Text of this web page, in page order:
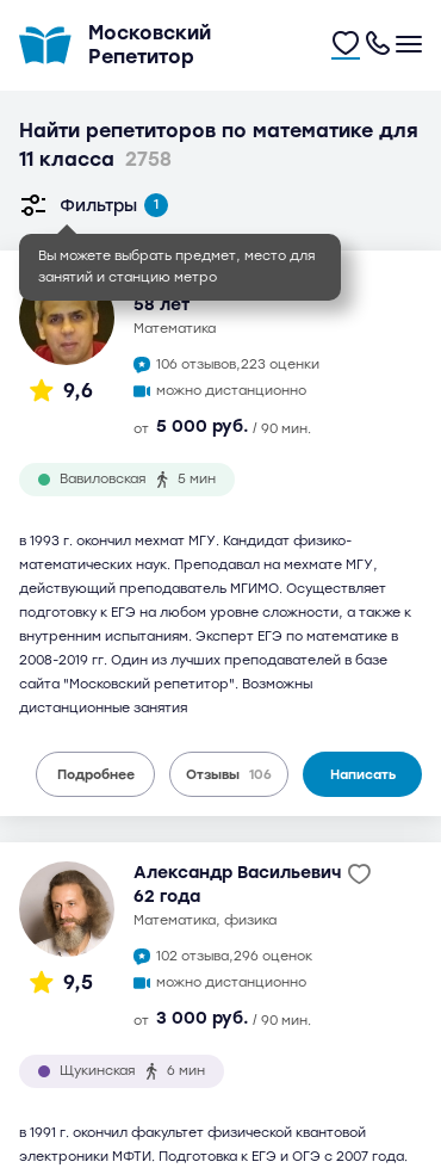
Московский
Репетитор
Найти репетиторов по математике для
11 класса 2758
Вы можете выбрать предмет, место для
занятий и станцию метро
Фильтры 1
9,6
Сахавет Маилович
58 лет
математика
106 отзывов,223 оценки
можно дистанционно
от 5 000 руб. / 90 мин.
Вавиловская 5 мин
в 1993 г. окончил мехмат МГУ. Кандидат физико-
математических наук. Преподавал на мехмате МГУ,
действующий преподаватель МГИМО. Осуществляет
подготовку к ЕГЭ на любом уровне сложности, а также к
внутренним испытаниям. Эксперт ЕГЭ по математике в
2008-2019 гг. Один из лучших преподавателей в базе
сайта "Московский репетитор". Возможны
дистанционные занятия
Подробнее Отзывы 106 Написать
9,5
Александр Васильевич
62 года
математика, физика
102 отзыва,296 оценок
можно дистанционно
от 3 000 руб. / 90 мин.
Щукинская 6 мин
в 1991 г. окончил факультет физической квантовой
электроники МФТИ. Подготовка к ЕГЭ и ОГЭ с 2007 года.